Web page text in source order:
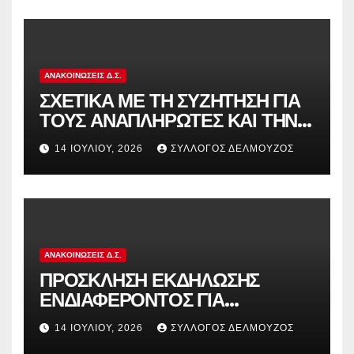
ΑΝΑΚΟΙΝΏΣΕΙΣ Δ.Σ.
ΣΧΕΤΙΚΑ ΜΕ ΤΗ ΣΥΖΗΤΗΣΗ ΓΙΑ
ΤΟΥΣ ΑΝΑΠΛΗΡΩΤΕΣ ΚΑΙ ΤΗΝ
ΠΑΡΑΠΟΜΠΗ ΤΗΣ ΕΛΛΑΔΑΣ
ΣΤΟ ΕΥΡΩΠΑΪΚΟ ΔΙΚΑΣΤΗΡΙΟ
14 ΙΟΥΛΊΟΥ, 2026 ΣΎΛΛΟΓΟΣ ΔΕΛΜΟΎΖΟΣ
ΑΝΑΚΟΙΝΏΣΕΙΣ Δ.Σ.
ΠΡΟΣΚΛΗΣΗ ΕΚΔΗΛΩΣΗΣ
ΕΝΔΙΑΦΕΡΟΝΤΟΣ ΓΙΑ
ΚΑΤΑΣΚΗΝΩΣΕΙΣ ΔΟΕ
14 ΙΟΥΛΊΟΥ, 2026 ΣΎΛΛΟΓΟΣ ΔΕΛΜΟΎΖΟΣ